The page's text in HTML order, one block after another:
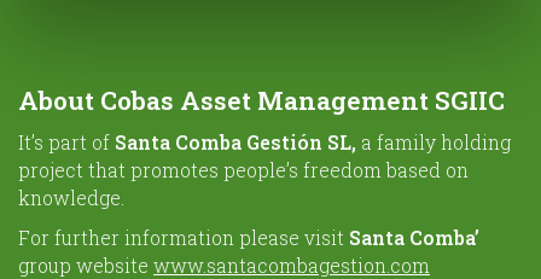
About Cobas Asset Management SGIIC
It’s part of Santa Comba Gestión SL, a family holding
project that promotes people’s freedom based on
knowledge.
For further information please visit Santa Comba’
group website www.santacombagestion.com